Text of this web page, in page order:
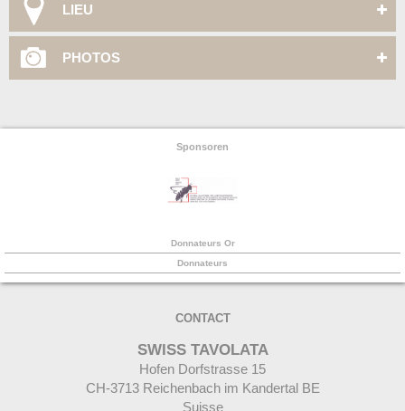
LIEU
PHOTOS
Sponsoren
Donnateurs Or
Donnateurs
CONTACT
SWISS TAVOLATA
Hofen Dorfstrasse 15
CH-3713 Reichenbach im Kandertal BE
Suisse